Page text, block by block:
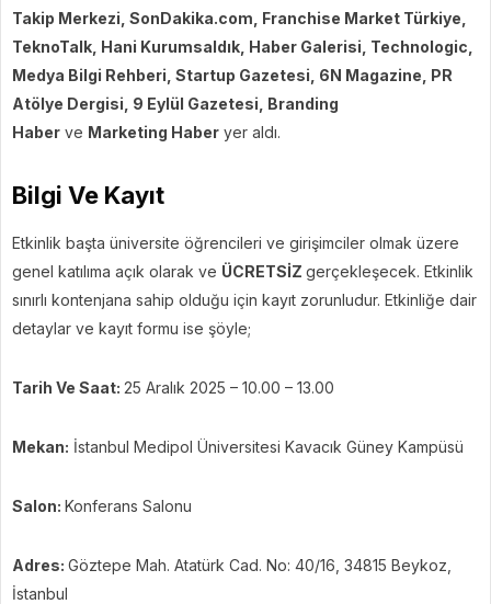
Takip Merkezi, SonDakika.com, Franchise Market Türkiye,
TeknoTalk, Hani Kurumsaldık, Haber Galerisi, Technologic,
Medya Bilgi Rehberi, Startup Gazetesi, 6N Magazine, PR
Atölye Dergisi, 9 Eylül Gazetesi, Branding
Haber ve Marketing Haber yer aldı.
Bilgi Ve Kayıt
Etkinlik başta üniversite öğrencileri ve girişimciler olmak üzere
genel katılıma açık olarak ve ÜCRETSİZ gerçekleşecek. Etkinlik
sınırlı kontenjana sahip olduğu için kayıt zorunludur. Etkinliğe dair
detaylar ve kayıt formu ise şöyle;
Tarih Ve Saat: 25 Aralık 2025 – 10.00 – 13.00
Mekan: İstanbul Medipol Üniversitesi Kavacık Güney Kampüsü
Salon: Konferans Salonu
Adres: Göztepe Mah. Atatürk Cad. No: 40/16, 34815 Beykoz,
İstanbul